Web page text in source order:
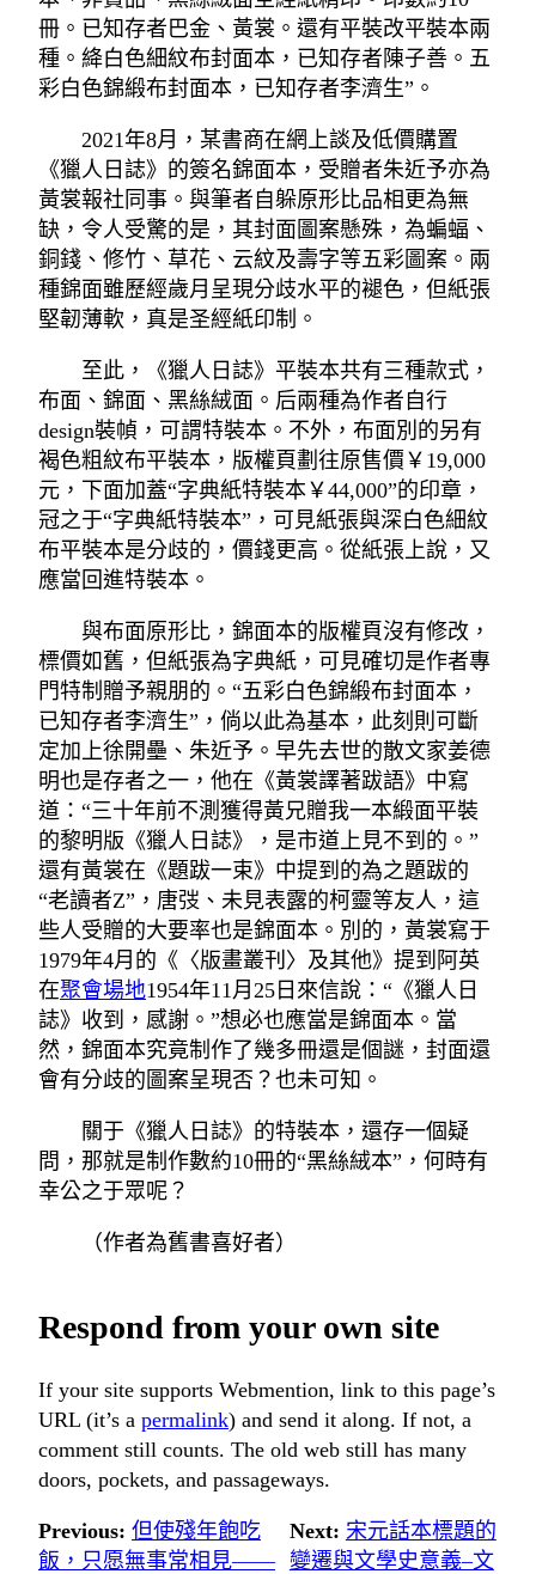
冊。已知存者巴金、黃裳。還有平裝改平裝本兩
種。絳白色細紋布封面本，已知存者陳子善。五
彩白色錦緞布封面本，已知存者李濟生”。
2021年8月，某書商在網上談及低價購置
《獵人日誌》的簽名錦面本，受贈者朱近予亦為
黃裳報社同事。與筆者自躲原形比品相更為無
缺，令人受驚的是，其封面圖案懸殊，為蝙蝠、
銅錢、修竹、草花、云紋及壽字等五彩圖案。兩
種錦面雖歷經歲月呈現分歧水平的褪色，但紙張
堅韌薄軟，真是圣經紙印制。
至此，《獵人日誌》平裝本共有三種款式，
布面、錦面、黑絲絨面。后兩種為作者自行
design裝幀，可謂特裝本。不外，布面別的另有
褐色粗紋布平裝本，版權頁劃往原售價￥19,000
元，下面加蓋“字典紙特裝本￥44,000”的印章，
冠之于“字典紙特裝本”，可見紙張與深白色細紋
布平裝本是分歧的，價錢更高。從紙張上說，又
應當回進特裝本。
與布面原形比，錦面本的版權頁沒有修改，
標價如舊，但紙張為字典紙，可見確切是作者專
門特制贈予親朋的。“五彩白色錦緞布封面本，
已知存者李濟生”，倘以此為基本，此刻則可斷
定加上徐開壘、朱近予。早先去世的散文家姜德
明也是存者之一，他在《黃裳譯著跋語》中寫
道：“三十年前不測獲得黃兄贈我一本緞面平裝
的黎明版《獵人日誌》，是市道上見不到的。”
還有黃裳在《題跋一束》中提到的為之題跋的
“老讀者Z”，唐弢、未見表露的柯靈等友人，這
些人受贈的大要率也是錦面本。別的，黃裳寫于
1979年4月的《〈版畫叢刊〉及其他》提到阿英
在聚會場地1954年11月25日來信說：“《獵人日
誌》收到，感謝。”想必也應當是錦面本。當
然，錦面本究竟制作了幾多冊還是個謎，封面還
會有分歧的圖案呈現否？也未可知。
關于《獵人日誌》的特裝本，還存一個疑
問，那就是制作數約10冊的“黑絲絨本”，何時有
幸公之于眾呢？
（作者為舊書喜好者）
Respond from your own site
If your site supports Webmention, link to this page’s
URL (it’s a permalink) and send it along. If not, a
comment still counts. The old web still has many
doors, pockets, and passageways.
Previous: 但使殘年飽吃
飯，只愿無事常相見——
Next: 宋元話本標題的
變遷與文學史意義–文